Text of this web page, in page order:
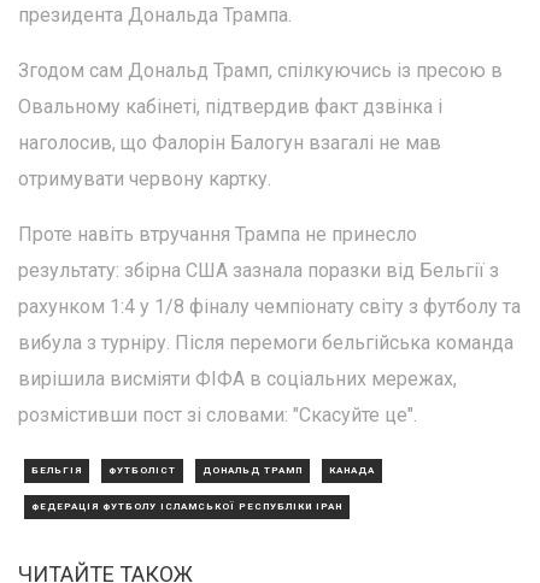
президента Дональда Трампа.
Згодом сам Дональд Трамп, спілкуючись із пресою в
Овальному кабінеті, підтвердив факт дзвінка і
наголосив, що Фалорін Балогун взагалі не мав
отримувати червону картку.
Проте навіть втручання Трампа не принесло
результату: збірна США зазнала поразки від Бельгії з
рахунком 1:4 у 1/8 фіналу чемпіонату світу з футболу та
вибула з турніру. Після перемоги бельгійська команда
вирішила висміяти ФІФА в соціальних мережах,
розмістивши пост зі словами: "Скасуйте це".
БЕЛЬГІЯ ФУТБОЛІСТ ДОНАЛЬД ТРАМП КАНАДА
ФЕДЕРАЦІЯ ФУТБОЛУ ІСЛАМСЬКОЇ РЕСПУБЛІКИ ІРАН
ЧИТАЙТЕ ТАКОЖ